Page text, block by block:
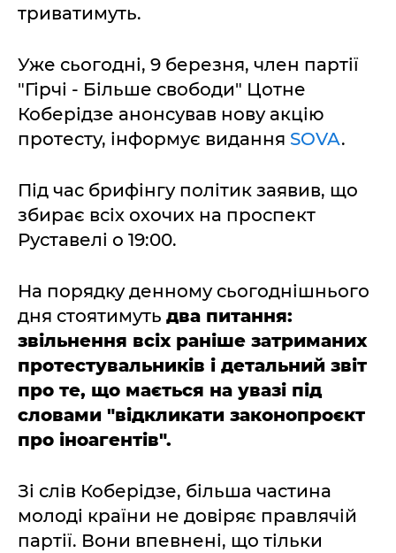
триватимуть.
Уже сьогодні, 9 березня, член партії
"Гірчі - Більше свободи" Цотне
Коберідзе анонсував нову акцію
протесту, інформує видання SOVA.
Під час брифінгу політик заявив, що
збирає всіх охочих на проспект
Руставелі о 19:00.
На порядку денному сьогоднішнього
дня стоятимуть два питання:
звільнення всіх раніше затриманих
протестувальників і детальний звіт
про те, що мається на увазі під
словами "відкликати законопроєкт
про іноагентів".
Зі слів Коберідзе, більша частина
молоді країни не довіряє правлячій
партії. Вони впевнені, що тільки